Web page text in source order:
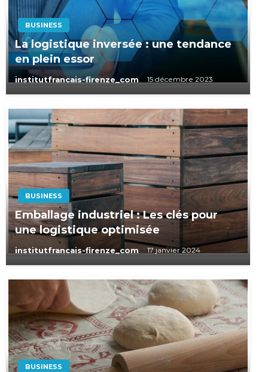
BUSINESS
La logistique inversée : une tendance
en plein essor
institutfrancais-firenze_com 15 décembre 2023
BUSINESS
Emballage industriel : Les clés pour
une logistique optimisée
institutfrancais-firenze_com 17 janvier 2024
BUSINESS